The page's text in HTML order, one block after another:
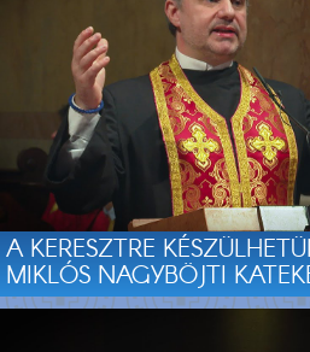
A KERESZTRE
MIKLÓS NAGYBÖJTI